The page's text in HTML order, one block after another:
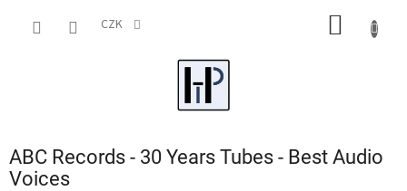
CZK
ABC Records - 30 Years Tubes - Best Audio
Voices